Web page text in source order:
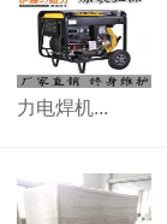
力电焊机...